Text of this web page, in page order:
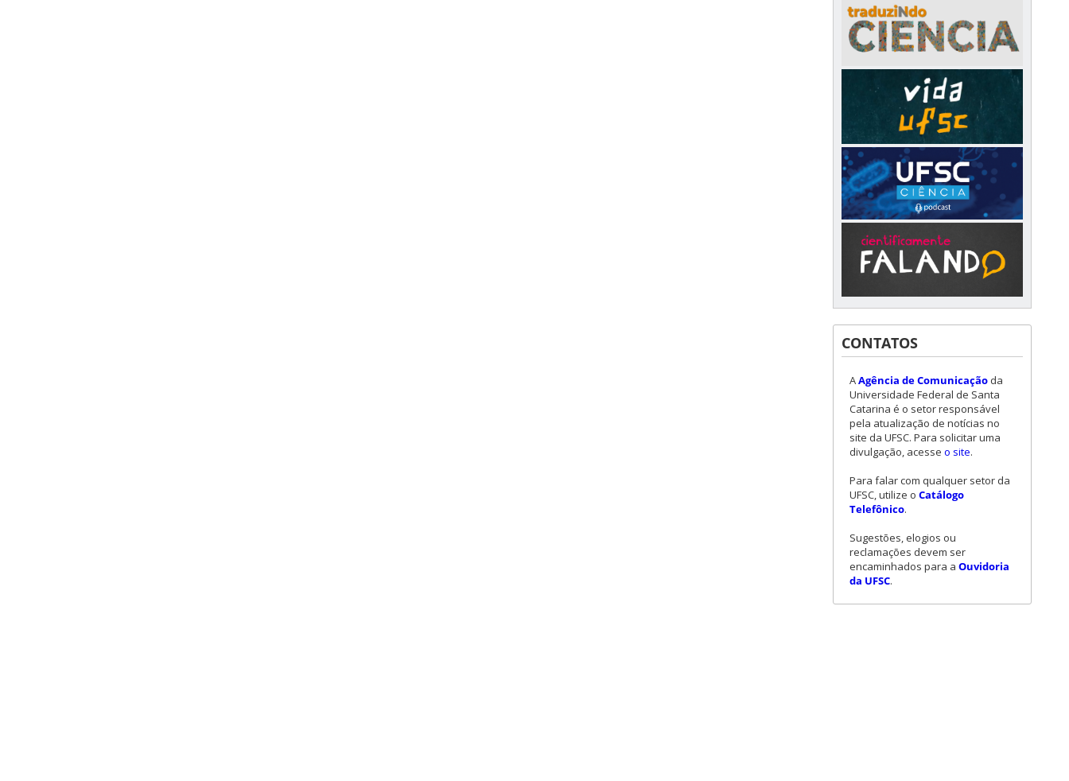
CONTATOS
AAgência de Comunicação da
Universidade Federal de Santa
Catarina é o setor responsável
pela atualização de notícias no
site da UFSC. Para solicitar uma
divulgação, acesse o site.
Para falar com qualquer setor da
UFSC, utilize o Catálogo
Telefônico.
Sugestões, elogios ou
reclamações devem ser
encaminhados para a Ouvidoria
da UFSC.